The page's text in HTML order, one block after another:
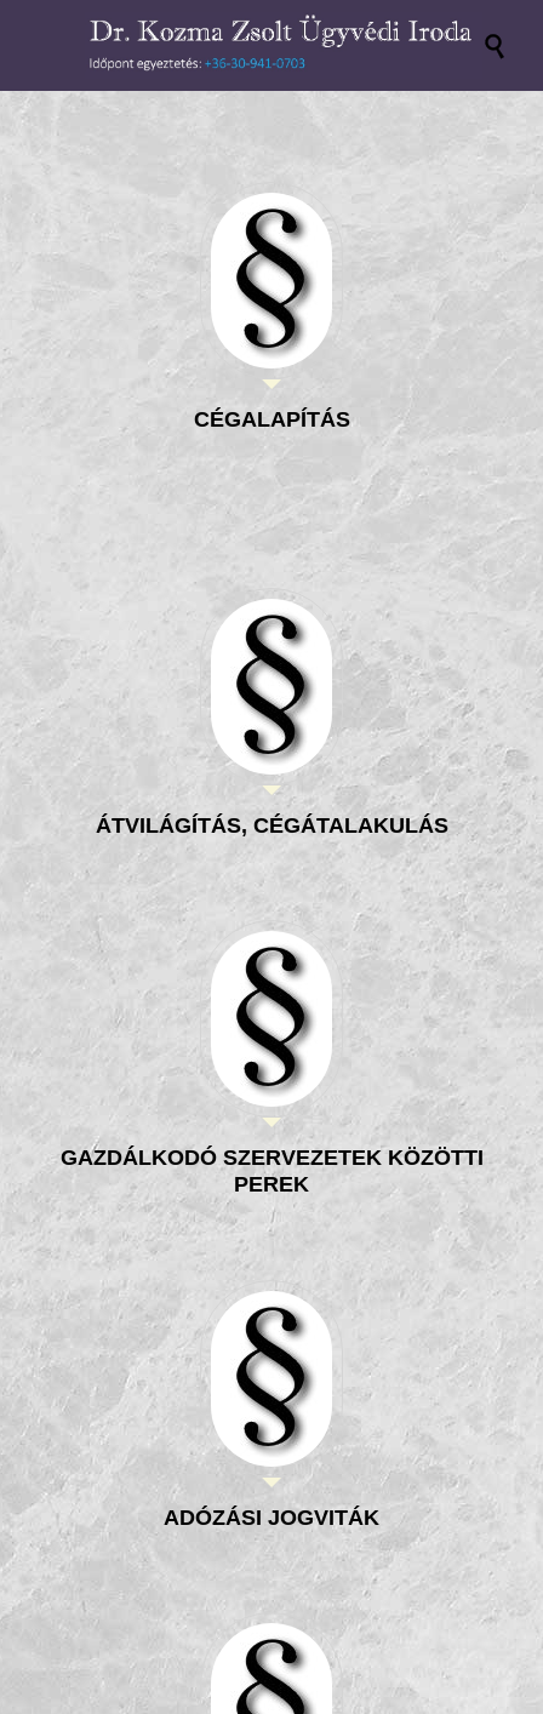

CÉGALAPÍTÁS
ÁTVILÁGÍTÁS, CÉGÁTALAKULÁS
GAZDÁLKODÓ SZERVEZETEK KÖZÖTTI
PEREK
ADÓZÁSI JOGVITÁK